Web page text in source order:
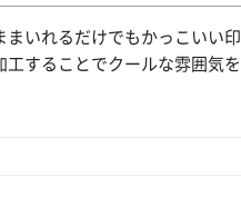
いれるだけでもかっこいい印
することでクールな雰囲気を